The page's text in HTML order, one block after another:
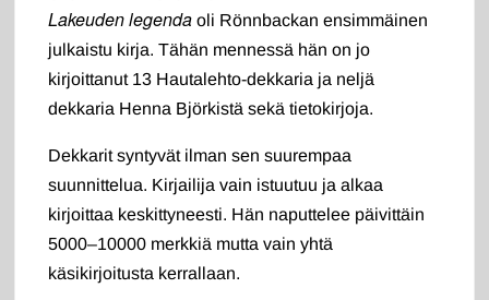
Lakeuden legenda oli Rönnbackan ensimmäinen
julkaistu kirja. Tähän mennessä hän on jo
kirjoittanut 13 Hautalehto-dekkaria ja neljä
dekkaria Henna Björkistä sekä tietokirjoja.
Dekkarit syntyvät ilman sen suurempaa
suunnittelua. Kirjailija vain istuutuu ja alkaa
kirjoittaa keskittyneesti. Hän naputtelee päivittäin
5000–10000 merkkiä mutta vain yhtä
käsikirjoitusta kerrallaan.